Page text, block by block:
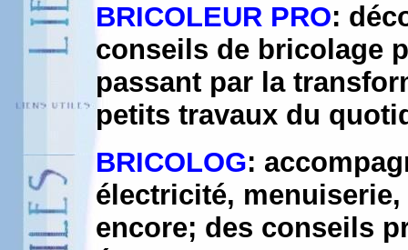
BRICOLEUR PRO:
conseils de bricolage
passant par la
petits travaux du
BRICOLOG:
électricité,
encore; des conseils